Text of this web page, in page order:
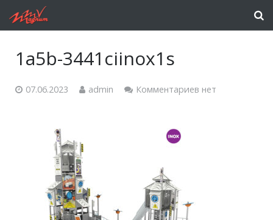
1a5b-3441ciinox1s
07.06.2023 admin Комментариев нет